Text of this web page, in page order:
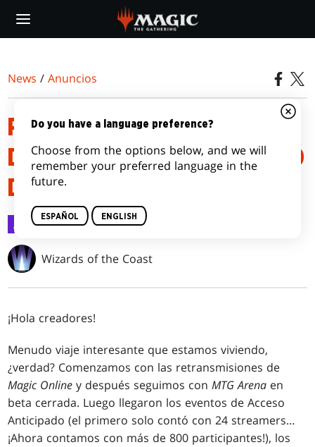
main
News /Anuncios
PRESENTAMOS EL PROGRAMA
DE CREADORES DE CONTENIDO
DE MAGIC: THE GATHERING
Anuncios 24 ene 2020
Wizards of the Coast
¡Hola creadores!
Menudo viaje interesante que estamos viviendo,
¿verdad? Comenzamos con las retransmisiones de
Magic Online y después seguimos conMTG Arena en
beta cerrada. Luego llegaron los eventos de Acceso
Anticipado (el primero solo contó con 24 streamers…
¡Ahora contamos con más de 800 participantes!), los
Do you have a language preference?
Choose from the options below, and we will
remember your preferred language in the
future.
ESPAÑOL ENGLISH